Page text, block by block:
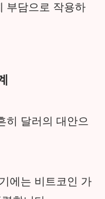
부담으로 작용하
히 달러의 대안으
에는 비트코인 가